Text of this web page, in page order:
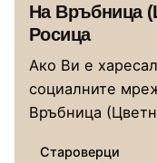
На Връбница
Росица
Ако Ви е
социалните
Връбница
Староверци